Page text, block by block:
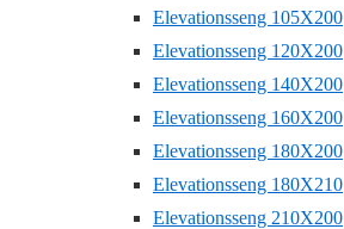
Elevationsseng 105X200
Elevationsseng 120X200
Elevationsseng 140X200
Elevationsseng 160X200
Elevationsseng 180X200
Elevationsseng 180X210
Elevationsseng 210X200